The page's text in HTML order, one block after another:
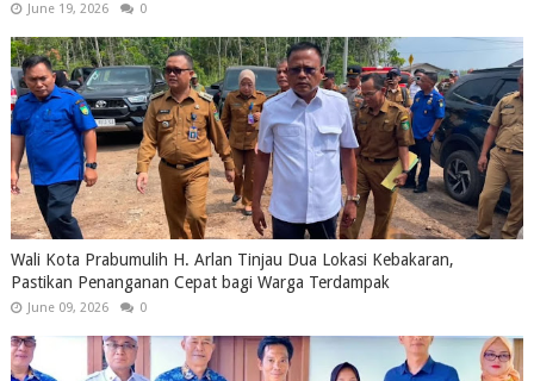
June 19, 2026 0
Wali Kota Prabumulih H. Arlan Tinjau Dua Lokasi Kebakaran,
Pastikan Penanganan Cepat bagi Warga Terdampak
June 09, 2026 0